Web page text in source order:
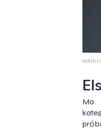
admin
Ma